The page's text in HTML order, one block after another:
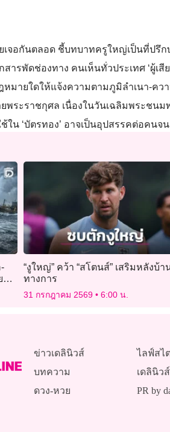
ยเจอกันตลอด ชี้บทบาทครูใหญ่เป็นที่ปรึ
สารพัดช่องทาง คนเห็นทั่วประเทศ ‘ผู้เ
หมายใดให้แจ้งความตามภูมิลำเนา-คว
พระราชกุศล เนื่องในวันเฉลิมพระชนม
ใน ‘บัตรทอง’ อาจเป็นอุปสรรคต่อคนจน
ง
“งูใหญ่” คว้า “สโตนส์” เสริมหลังบ้า
ทางการ
31 กรกฎาคม 2569 6:00 น.
ข่าวเดลินิวส์
บทความ
ดวง-หวย
ไลฟ์สไ
เดลินิว
PR by